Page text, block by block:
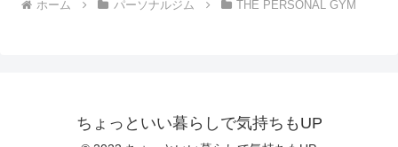
ホーム パーソナルジム THE PERSONAL GYM
ちょっといい暮らしで気持ちもUP